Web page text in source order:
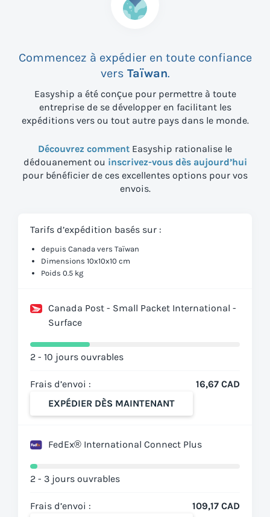
Commencez à expédier en toute confiance
vers Taïwan.
Easyship a été conçue pour permettre à toute
entreprise de se développer en facilitant les
expéditions vers ou tout autre pays dans le monde.
Découvrez comment Easyship rationalise le
dédouanement ou inscrivez-vous dès aujourd’hui
pour bénéficier de ces excellentes options pour vos
envois.
Tarifs d’expédition basés sur :
depuis Canada vers Taïwan
Dimensions 10x10x10 cm
Poids 0.5 kg
Canada Post - Small Packet International -
Surface
2 - 10 jours ouvrables
Frais d’envoi :
16,67 CAD
EXPÉDIER DÈS MAINTENANT
FedEx® International Connect Plus
2 - 3 jours ouvrables
Frais d’envoi : 109,17 CAD